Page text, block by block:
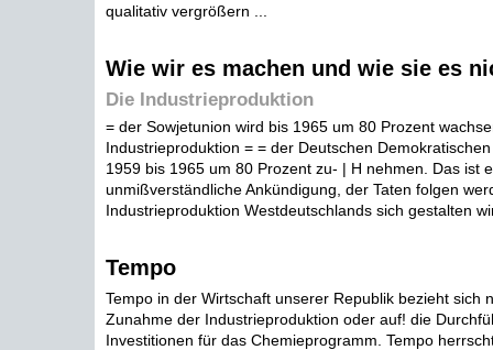
qualitativ vergrößern ...
Wie wir es machen und wie sie es
Die Industrieproduktion
= der Sowjetunion wird bis 1965 um 80 Prozent
Industrieproduktion = = der Deutschen
1959 bis 1965 um 80 Prozent zu- | H nehmen. Das ist
unmißverständliche Ankündigung, der Taten folgen
Industrieproduktion Westdeutschlands sich gestalten
Tempo
Tempo in der Wirtschaft unserer Republik bezieht sich
Zunahme der Industrieproduktion oder auf! die
Investitionen für das Chemieprogramm. Tempo